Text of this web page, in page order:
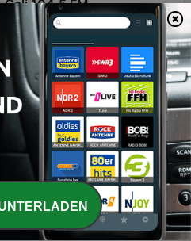
Cali 104.5 FM
gusta
71.2K
Radio
Latino 19K Online
la música en español